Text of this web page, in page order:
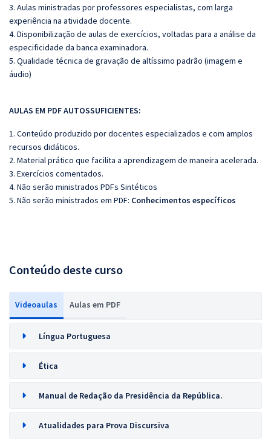
3. Aulas ministradas por professores especialistas, com larga
experiência na atividade docente.
4. Disponibilização de aulas de exercícios, voltadas para a análise da
especificidade da banca examinadora.
5. Qualidade técnica de gravação de altíssimo padrão (imagem e
áudio)
AULAS EM PDF AUTOSSUFICIENTES:
1. Conteúdo produzido por docentes especializados e com amplos
recursos didáticos.
2. Material prático que facilita a aprendizagem de maneira acelerada.
3. Exercícios comentados.
4. Não serão ministrados PDFs Sintéticos
5. Não serão ministrados em PDF: Conhecimentos específicos
Conteúdo deste curso
Videoaulas Aulas em PDF
Língua Portuguesa
Ética
Manual de Redação da Presidência da República.
Atualidades para Prova Discursiva